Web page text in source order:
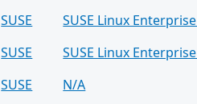
SUSE
SUSE Linux
SUSE
SUSE Linux
SUSE
N/A